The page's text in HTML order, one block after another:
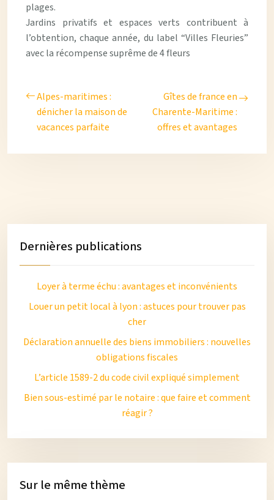
plages.
Jardins privatifs et espaces verts contribuent à
l’obtention, chaque année, du label “Villes Fleuries”
avec la récompense suprême de 4 fleurs
Alpes-maritimes :
dénicher la maison de
vacances parfaite
Gîtes de france en
Charente-Maritime :
offres et avantages
Dernières publications
Loyer à terme échu : avantages et inconvénients
Louer un petit local à lyon : astuces pour trouver pas
cher
Déclaration annuelle des biens immobiliers : nouvelles
obligations fiscales
L’article 1589-2 du code civil expliqué simplement
Bien sous-estimé par le notaire : que faire et comment
réagir ?
Sur le même thème